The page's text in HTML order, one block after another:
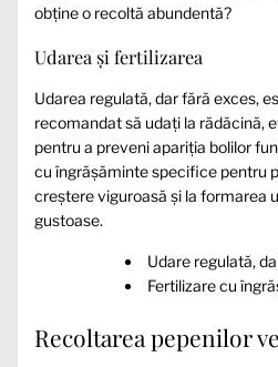
obține o recoltă abundentă?
Udarea și fertilizarea
Udarea regulată, dar fără exces,
recomandat să udați la rădăcină,
pentru a preveni apariția bolilor
cu îngrășăminte specifice pentru
creștere viguroasă și la formarea
gustoase.
Udare regulată,
Fertilizare cu
Recoltarea pepenilor